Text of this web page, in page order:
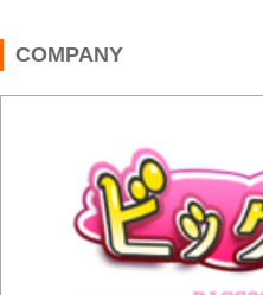
COMPANY